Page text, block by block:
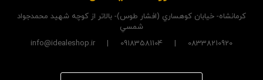
کرمانشاه- خيابان کوهساري (افشار طوس)- بالاتر از کوچه شهيد محمدجواد
شمسي
08338210920 | 09183581104 | info@idealeshop.ir